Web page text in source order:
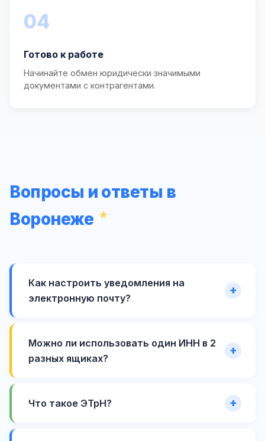
04
Готово к работе
Начинайте обмен юридически значимыми
документами с контрагентами.
Вопросы и ответы в
Воронеже
Как настроить уведомления на
электронную почту?
Можно ли использовать один ИНН в 2
разных ящиках?
Что такое ЭТрН?